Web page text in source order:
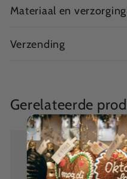
Materiaal en verzorging
Verzending
Gerelateerde